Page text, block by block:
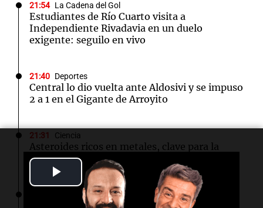
Play
Video
21:54 La Cadena del Gol
Estudiantes de Río Cuarto visita a
Independiente Rivadavia en un duelo
exigente: seguilo en vivo
21:40 Deportes
Central lo dio vuelta ante Aldosivi y se impuso
2 a 1 en el Gigante de Arroyito
21:31 Ciencia
Asteroides ricos en metales, clave para la
colonización de Marte
Bernhard Schlink presenta "La vida al final",